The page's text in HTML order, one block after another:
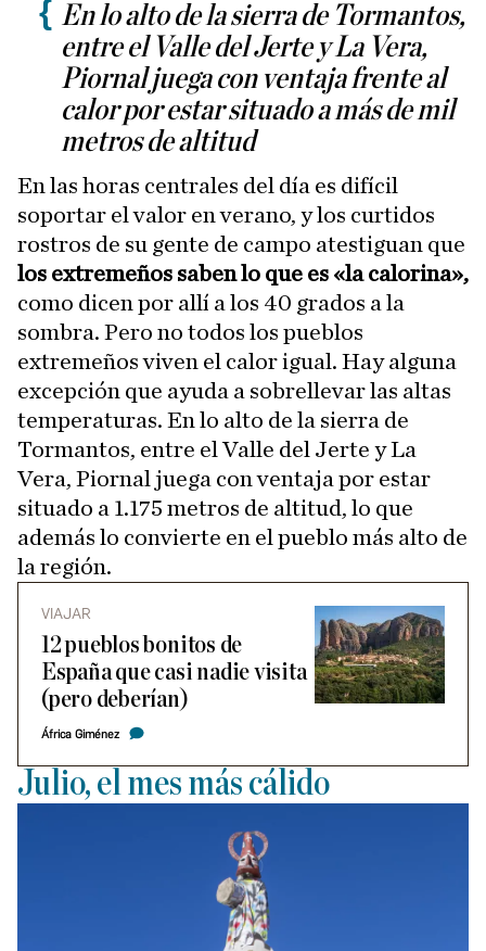
En lo alto de la sierra de Tormantos,
entre el Valle del Jerte y La Vera,
Piornal juega con ventaja frente al
calor por estar situado a más de mil
metros de altitud
En las horas centrales del día es difícil
soportar el valor en verano, y los curtidos
rostros de su gente de campo atestiguan que
los extremeños saben lo que es «la calorina»,
como dicen por allí a los 40 grados a la
sombra. Pero no todos los pueblos
extremeños viven el calor igual. Hay alguna
excepción que ayuda a sobrellevar las altas
temperaturas. En lo alto de la sierra de
Tormantos, entre el Valle del Jerte y La
Vera, Piornal juega con ventaja por estar
situado a 1.175 metros de altitud, lo que
además lo convierte en el pueblo más alto de
la región.
VIAJAR
12 pueblos bonitos de
España que casi nadie visita
(pero deberían)
África Giménez
Julio, el mes más cálido